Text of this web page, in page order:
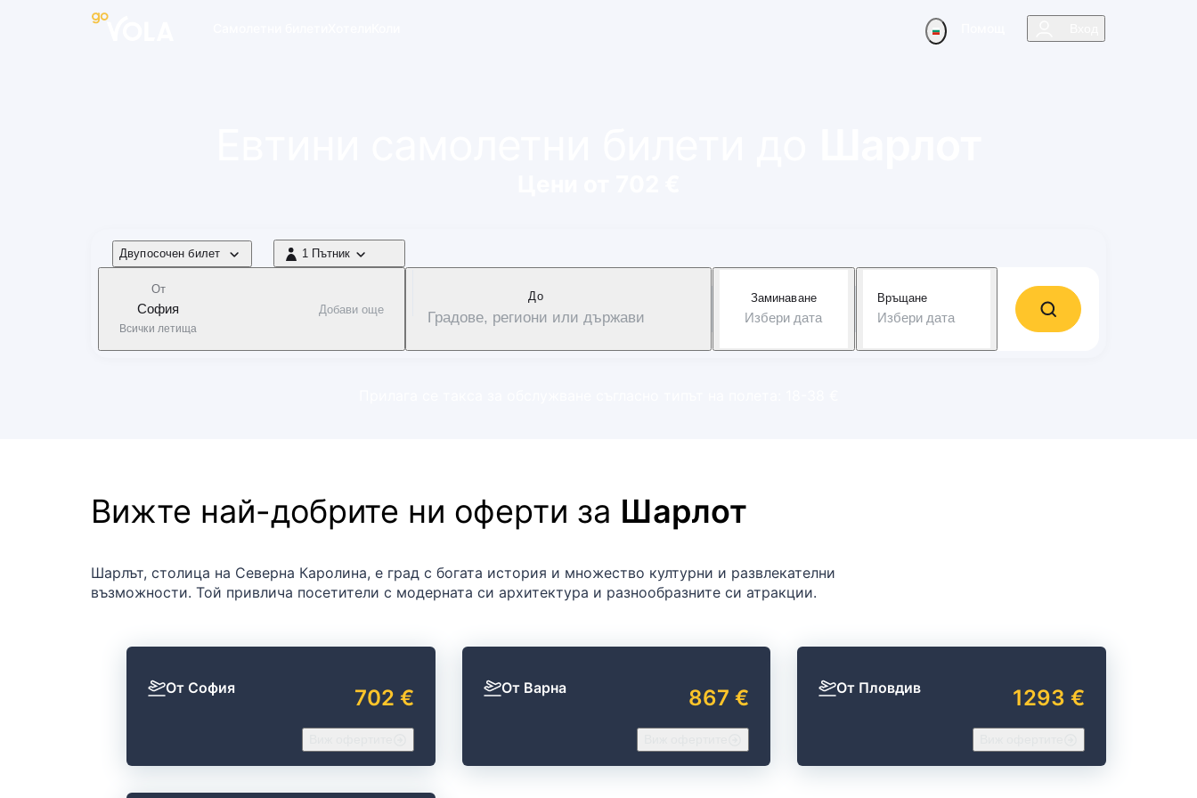
навигацията
Тип полет
Двупосочен билет 1 Пътник
1 Пътник
От
София
Всички летища
Добави още
Дo
Градове, региони или държави
Заминаване
Избери дата
Връщане
Избери дата
Вижте най-добрите ни оферти за Шарлот
Шарлът, столица на Северна Каролина, е град с богата история и множество културни и развлекателни
възможности. Той привлича посетители с модерната си архитектура и разнообразните си атракции.
От София 702 € От Варна 867 € От Пловдив 1293 €